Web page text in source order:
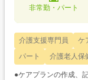
非常勤・パート
介護支援専門員 ケ
パート
介護老人保
●ケアプランの作成、